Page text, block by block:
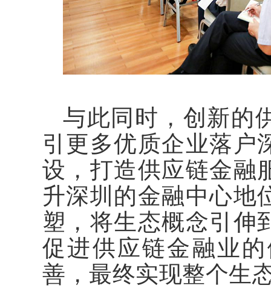
与此同时，创新的
引更多优质企业落户
设，打造供应链金融
升深圳的金融中心地
塑，将生态概念引伸
促进供应链金融业
善，最终实现整个生